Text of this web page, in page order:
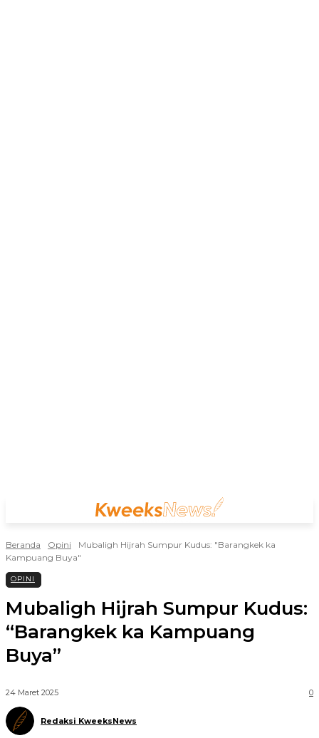
Beranda Opini
Mubaligh Hijrah Sumpur Kudus: "Barangkek ka
Kampuang Buya"
OPINI
Mubaligh Hijrah Sumpur Kudus:
“Barangkek ka Kampuang
Buya”
0
24 Maret 2025
Redaksi KweeksNews